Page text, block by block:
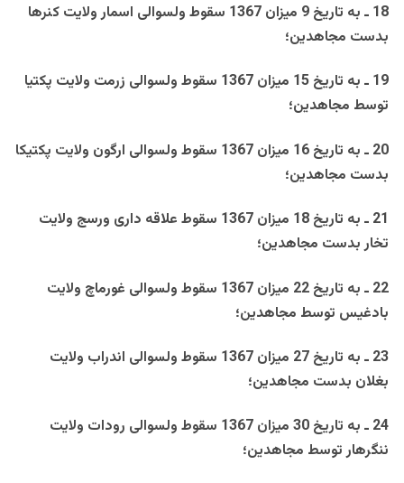
18 ـ به تاريخ 9 ميزان 1367 سقوط ولسوالی اسمار ولايت کنرها
بدست مجاهدين؛
19 ـ به تاريخ 15 ميزان 1367 سقوط ولسوالی زرمت ولايت پکتيا
توسط مجاهدين؛
20 ـ به تاريخ 16 ميزان 1367 سقوط ولسوالی ارگون ولايت پکتيکا
بدست مجاهدين؛
21 ـ به تاريخ 18 ميزان 1367 سقوط علاقه داری ورسج ولايت
تخار بدست مجاهدين؛
22 ـ به تاريخ 22 ميزان 1367 سقوط ولسوالی غورماچ ولايت
بادغيس توسط مجاهدين؛
23 ـ به تاريخ 27 ميزان 1367 سقوط ولسوالی اندراب ولايت
بغلان بدست مجاهدين؛
24 ـ به تاريخ 30 ميزان 1367 سقوط ولسوالی رودات ولايت
ننگرهار توسط مجاهدين؛